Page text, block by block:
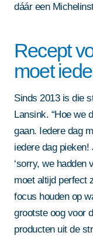
dáár een
Recept
moet
Sinds 2013 is die
Lansink. “Hoe we
gaan. Iedere dag
iedere dag
‘sorry, we hadden
moet altijd perfect
focus houden op
grootste oog voor
producten uit de